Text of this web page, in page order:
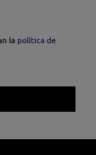
la política de